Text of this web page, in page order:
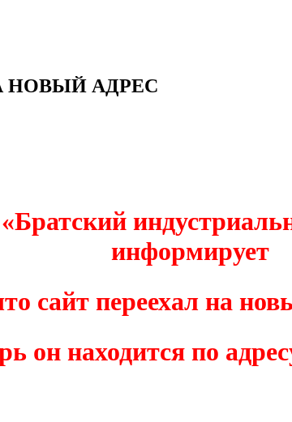
НОВЫЙ АДРЕС
информирует
сайт переехал на
он находится по